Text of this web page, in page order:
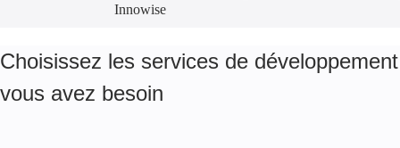
Innowise
Choisissez les services de
vous avez besoin